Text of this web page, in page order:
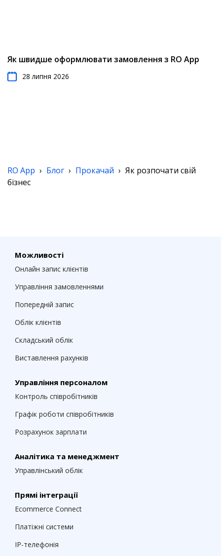
Як швидше оформлювати замовлення з RO App
28 липня 2026
RO App › Блог › Прокачай › Як розпочати свій
бізнес
Можливості
Онлайн запис клієнтів
Управління замовленнями
Попередній запис
Облік клієнтів
Складський облік
Виставлення рахунків
Управління персоналом
Контроль співробітників
Графік роботи співробітників
Розрахунок зарплати
Аналітика та менеджмент
Управлінський облік
Прямі інтеграції
Ecommerce Connect
Платіжні системи
IP-телефонія